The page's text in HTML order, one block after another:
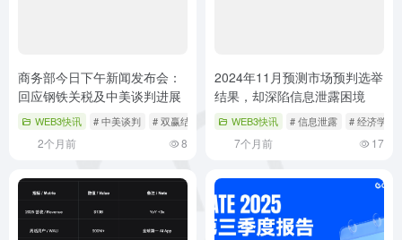
商务部今日下午新闻发布会：
回应钢铁关税及中美谈判进展
WEB3快讯 # 中美谈判 # 双赢结果 # 商务部
2个月前 8
2024年11月预测市场预判选举
结果，却深陷信息泄露困境
WEB3快讯 # 信息泄露 # 经济学原
7个月前 17